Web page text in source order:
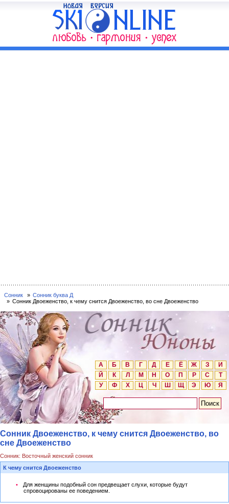
Сонник
Сонник буква Д
Сонник Двоеженство, к чему снится Двоеженство, во сне Двоеженство
А Б В Г Д Е Ё Ж З
И
Й
К Л М Н О П Р С
Т
У
Ф Х Ц Ч Ш Щ Э Ю Я
Сонник Двоеженство, к чему снится Двоеженство, во
сне Двоеженство
Сонник: Восточный женский сонник
К чему снится Двоеженство
Для женщины подобный сон предвещает слухи, которые будут
спровоцированы ее поведением.